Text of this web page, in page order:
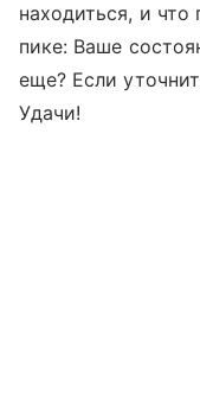
находиться, и что
пике: Ваше
еще? Если
Удачи!